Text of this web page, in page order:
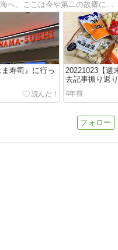
寿司』に行っ
20221023【週
去記事振り返
そう。～
4年前